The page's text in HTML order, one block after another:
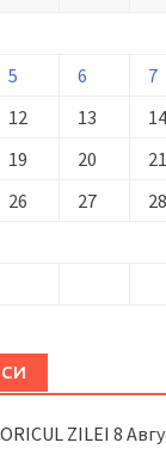
5 6 7
12 13 14
19 20 21
26 27 28
ZILEI 8